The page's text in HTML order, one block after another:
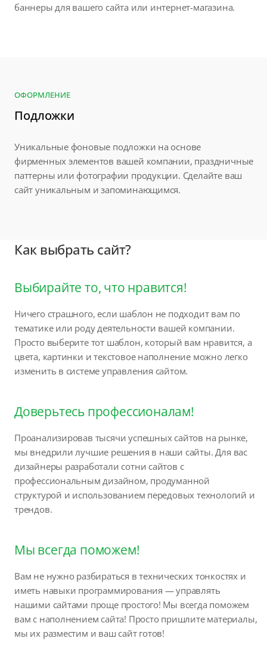
баннеры для вашего сайта или интернет-магазина.
ОФОРМЛЕНИЕ
Подложки
Уникальные фоновые подложки на основе
фирменных элементов вашей компании, праздничные
паттерны или фотографии продукции. Сделайте ваш
сайт уникальным и запоминающимся.
Как выбрать сайт?
Выбирайте то, что нравится!
Ничего страшного, если шаблон не подходит вам по
тематике или роду деятельности вашей компании.
Просто выберите тот шаблон, который вам нравится, а
цвета, картинки и текстовое наполнение можно легко
изменить в системе управления сайтом.
Доверьтесь профессионалам!
Проанализировав тысячи успешных сайтов на рынке,
мы внедрили лучшие решения в наши сайты. Для вас
дизайнеры разработали сотни сайтов с
профессиональным дизайном, продуманной
структурой и использованием передовых технологий и
трендов.
Мы всегда поможем!
Вам не нужно разбираться в технических тонкостях и
иметь навыки программирования — управлять
нашими сайтами проще простого! Мы всегда поможем
вам с наполнением сайта! Просто пришлите материалы,
мы их разместим и ваш сайт готов!